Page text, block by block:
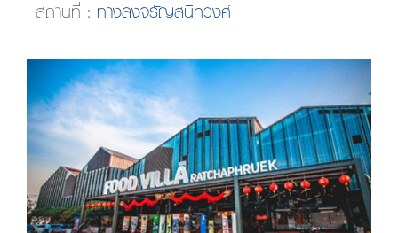
สถานที่ : ทางลงจรัญสนิทวงศ์